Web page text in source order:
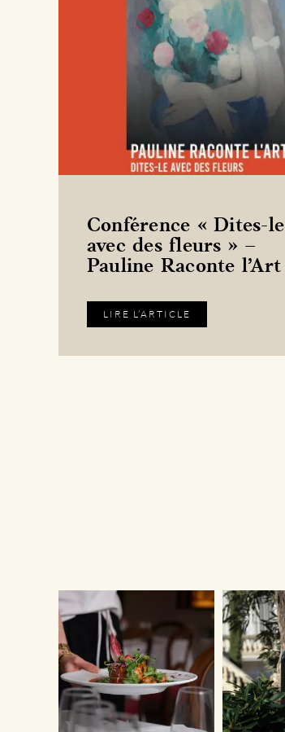
Conférence « Dites-le
avec des fleurs » –
Pauline Raconte l’Art
LIRE L’ARTICLE